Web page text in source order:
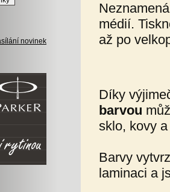
novinek
médií.
až po
Díky
barvou
sklo, kovy
Barvy
laminaci a